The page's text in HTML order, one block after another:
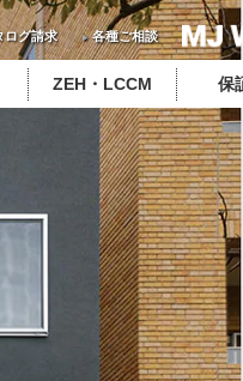
ログ請求 各種ご相談
ZEH・LCCM 保